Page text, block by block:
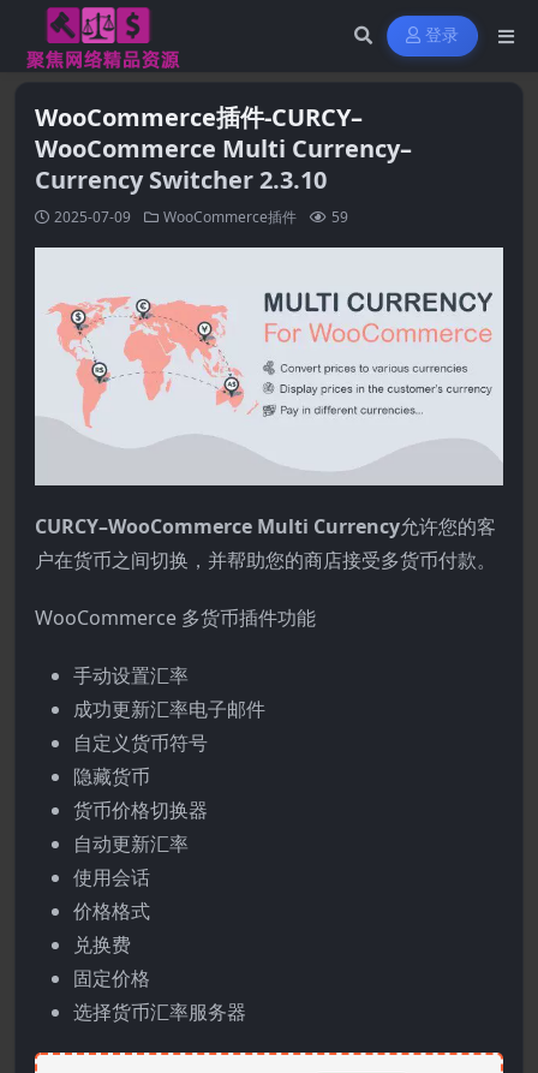
登录
WooCommerce插件-CURCY–
WooCommerce Multi Currency–
Currency Switcher 2.3.10
2025-07-09 WooCommerce插件 59
CURCY–WooCommerce Multi Currency允许您的客
户在货币之间切换，并帮助您的商店接受多货币付款。
WooCommerce 多货币插件功能
手动设置汇率
成功更新汇率电子邮件
自定义货币符号
隐藏货币
货币价格切换器
自动更新汇率
使用会话
价格格式
兑换费
固定价格
选择货币汇率服务器